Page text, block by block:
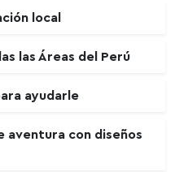
local
las Áreas del Perú
ayudarle
aventura con diseños